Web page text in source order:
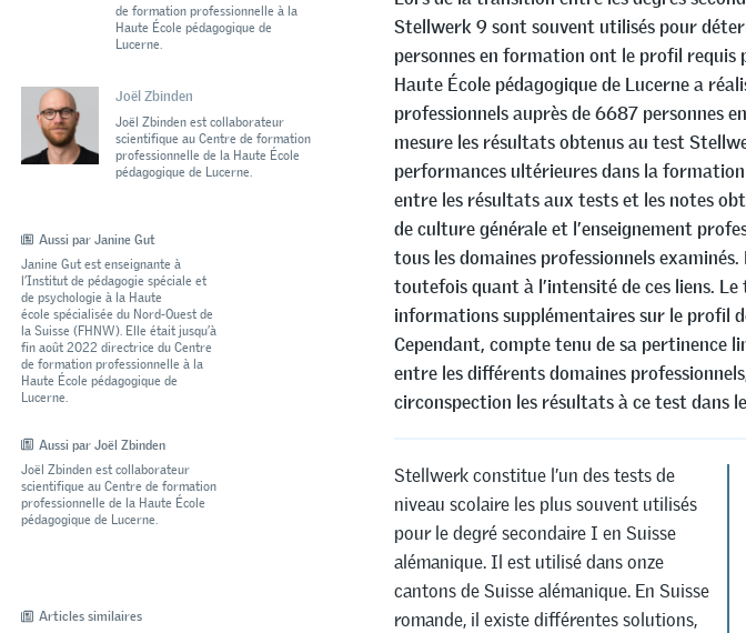
de formation professionnelle à la
Haute École pédagogique de
Lucerne.
Joël Zbinden
Joël Zbinden est collaborateur
scientifique au Centre de formation
professionnelle de la Haute École
pédagogique de Lucerne.
Aussi par Janine Gut
Janine Gut est enseignante à
l’Institut de pédagogie spéciale et
de psychologie à la Haute
école spécialisée du Nord-Ouest de
la Suisse (FHNW). Elle était jusqu’à
fin août 2022 directrice du Centre
de formation professionnelle à la
Haute École pédagogique de
Lucerne.
Aussi par Joël Zbinden
Joël Zbinden est collaborateur
scientifique au Centre de formation
professionnelle de la Haute École
pédagogique de Lucerne.
Articles similaires
Stellwerk 9 sont souvent utilisés pour
personnes en formation ont le profil
Haute École pédagogique de Lucerne a
professionnels auprès de 6687 personnes
mesure les résultats obtenus au test
performances ultérieures dans la
entre les résultats aux tests et les notes
de culture générale et l’enseignement
tous les domaines professionnels
toutefois quant à l’intensité de ces liens.
informations supplémentaires sur le profil
Cependant, compte tenu de sa pertinence
entre les différents domaines
circonspection les résultats à ce test dans
Stellwerk constitue l’un des tests de
niveau scolaire les plus souvent utilisés
pour le degré secondaire I en Suisse
alémanique. Il est utilisé dans onze
cantons de Suisse alémanique. En Suisse
romande, il existe différentes solutions,